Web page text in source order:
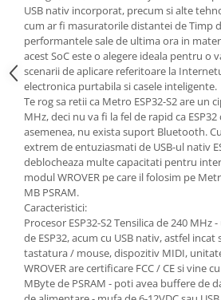
Microcontrollere AVR
PCB - Placute Circuit
Rezistoare
Creion 3D 3Doodler
Imprimante 3D
Imprimante 3D
3Doodler
Componente
Componente
Componente E3D
Filament Premium ABS 1.75 mm
Filament Premium ABS 3 mm
Filament Premium PLA 1.75 mm
USB nativ incorporat, precum si alte
cum ar fi masuratorile distantei de Timp
performantele sale de ultima ora in
acest SoC este o alegere ideala pentru o
scenarii de aplicare referitoare la
electronica purtabila si casele inteligente.
Te rog sa retii ca Metro ESP32-S2 are un
MHz, deci nu va fi la fel de rapid ca
asemenea, nu exista suport Bluetooth.
extrem de entuziasmati de USB-ul nativ
deblocheaza multe capacitati pentru
modul WROVER pe care il folosim pe
MB PSRAM.
Caracteristici:
Procesor ESP32-S2 Tensilica de 240
de ESP32, acum cu USB nativ, astfel
tastatura / mouse, dispozitiv MIDI,
WROVER are certificare FCC / CE si vine
MByte de PSRAM - poti avea buffere de